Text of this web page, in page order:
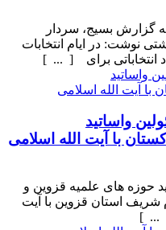
گزارش بسیج، سردار
نوشت: در ایام انتخابات
انتخاباتی برای [ ... ]
واساتید
با آیت الله اسلامی
حوزه های علمیه قزوین و
استان قزوین با آیت
... ]